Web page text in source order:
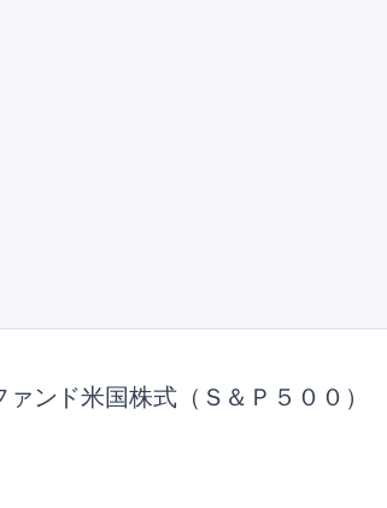
ァンド米国株式（Ｓ＆Ｐ５００）